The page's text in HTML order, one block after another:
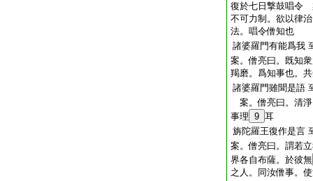
復於七日撃鼓唱令
不可力制。欲以律
法。唱令僧知也
諸婆羅門有能爲我
案。僧亮曰。既知
羯磨。爲知事也。
諸婆羅門雖聞是語
案。僧亮曰。清
事理 9 耳
旃陀羅王復作是言
案。僧亮曰。謂若
界各自布薩。於彼無
之人。同汝僧事。